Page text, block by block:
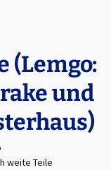
(Lemgo:
und
weite Teile